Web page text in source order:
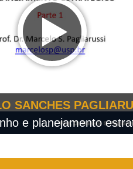
SANCHES
e planejamento